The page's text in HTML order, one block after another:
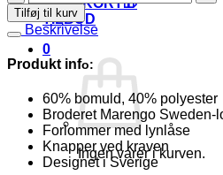
GAVEKORT🎁
TILBUD
0
Ingen varer i kurven.
Sweden
Signature
Hoodie
Beige
antal
Tilføj til kurv
Beskrivelse
Produkt info:
60% bomuld, 40% polyester
Broderet Marengo Sweden-
Forlommer med lynlåse
Knapper ved kraven
Designet i Sverige